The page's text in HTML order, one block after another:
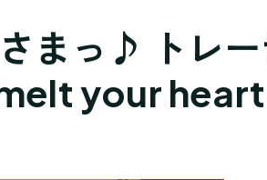
まっ♪ トレ
your heart